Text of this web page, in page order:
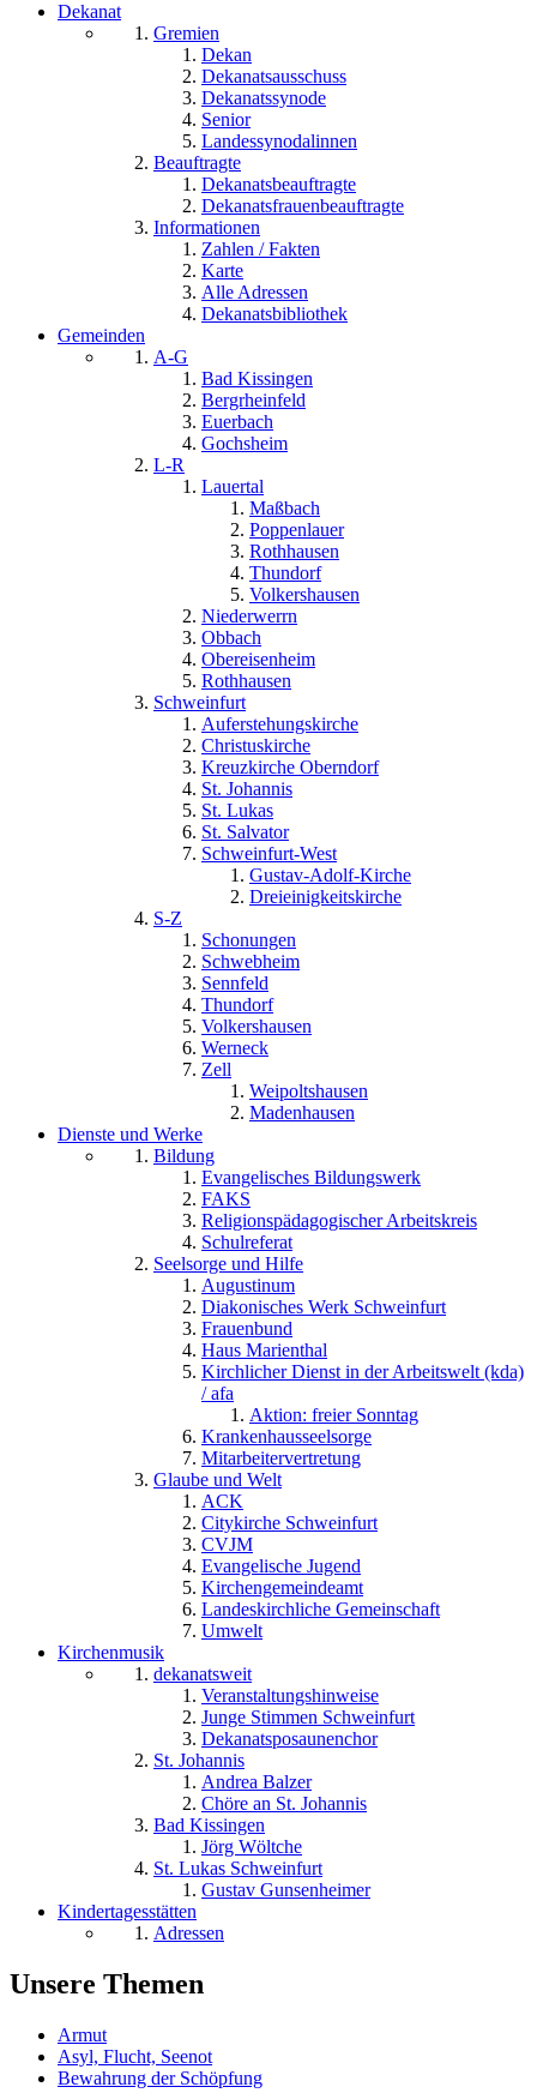
Dekanat
Gremien
Dekan
Dekanatsausschuss
Dekanatssynode
Senior
Landessynodalinnen
Beauftragte
Dekanatsbeauftragte
Dekanatsfrauenbeauftragte
Informationen
Zahlen / Fakten
Karte
Alle Adressen
Dekanatsbibliothek
Gemeinden
A-G
Bad Kissingen
Bergrheinfeld
Euerbach
Gochsheim
L-R
Lauertal
Maßbach
Poppenlauer
Rothhausen
Thundorf
Volkershausen
Niederwerrn
Obbach
Obereisenheim
Rothhausen
Schweinfurt
Auferstehungskirche
Christuskirche
Kreuzkirche Oberndorf
St. Johannis
St. Lukas
St. Salvator
Schweinfurt-West
Gustav-Adolf-Kirche
Dreieinigkeitskirche
S-Z
Schonungen
Schwebheim
Sennfeld
Thundorf
Volkershausen
Werneck
Zell
Weipoltshausen
Madenhausen
Dienste und Werke
Bildung
Evangelisches Bildungswerk
FAKS
Religionspädagogischer Arbeitskreis
Schulreferat
Seelsorge und Hilfe
Augustinum
Diakonisches Werk Schweinfurt
Frauenbund
Haus Marienthal
Kirchlicher Dienst in der Arbeitswelt (kda)
/ afa
Aktion: freier Sonntag
Krankenhausseelsorge
Mitarbeitervertretung
Glaube und Welt
ACK
Citykirche Schweinfurt
CVJM
Evangelische Jugend
Kirchengemeindeamt
Landeskirchliche Gemeinschaft
Umwelt
Kirchenmusik
dekanatsweit
Veranstaltungshinweise
Junge Stimmen Schweinfurt
Dekanatsposaunenchor
St. Johannis
Andrea Balzer
Chöre an St. Johannis
Bad Kissingen
Jörg Wöltche
St. Lukas Schweinfurt
Gustav Gunsenheimer
Kindertagesstätten
Adressen
Unsere Themen
Armut
Asyl, Flucht, Seenot
Bewahrung der Schöpfung